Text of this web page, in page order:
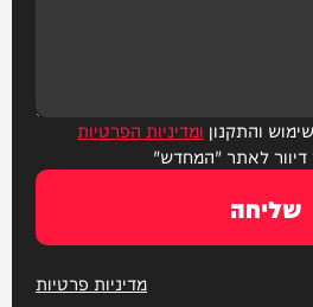
והתקנון ומדיניות הפרטיות
דיוור לאתר "המחדש"
שליחה
מדיניות פרטיות